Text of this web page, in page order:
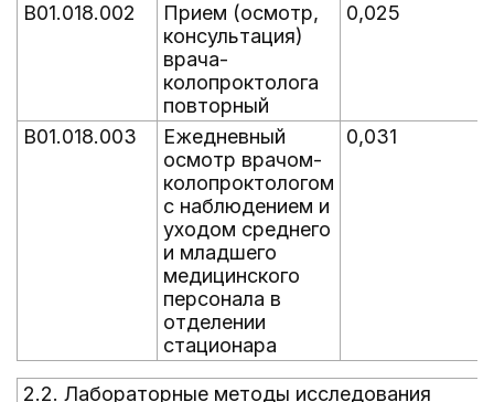
B01.018.002
Прием (осмотр,
консультация)
врача-
колопроктолога
повторный
0,025
B01.018.003
Ежедневный
осмотр врачом-
колопроктологом
с наблюдением и
уходом среднего
и младшего
медицинского
персонала в
отделении
стационара
0,031
2.2. Лабораторные методы исследования